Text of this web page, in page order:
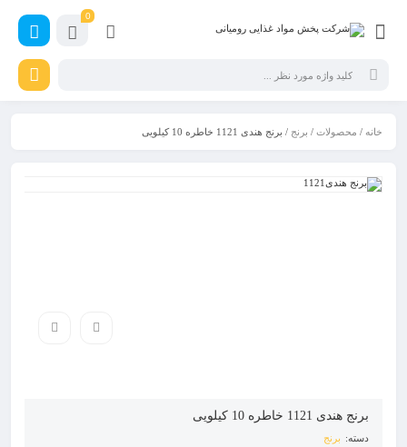
0
خانه / محصولات / برنج / برنج هندی 1121 خاطره 10 کیلویی
برنج هندی 1121 خاطره 10 کیلویی
دسته: برنج